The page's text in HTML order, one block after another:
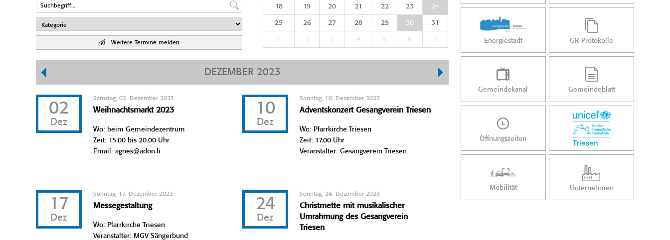
Weitere Termine melden
18 19 20 21 22 23 24
25 26 27 28 29 30 31
1 2 3 4 5 6 7
DEZEMBER 2023
02
Dez
Samstag, 02. Dezember 2023
Weihnachtsmarkt 2023
Wo: beim Gemeindezentrum
Zeit: 15.00 bis 20.00 Uhr
Email: agnes@adon.li
10
Dez
Sonntag, 10. Dezember 2023
Adventskonzert Gesangverein Triesen
Wo: Pfarrkirche Triesen
Zeit: 17.00 Uhr
Veranstalter: Gesangverein Triesen
17
Dez
Sonntag, 17. Dezember 2023
Messegestaltung
Wo: Pfarrkirche Triesen
Veranstalter: MGV Sängerbund
24
Dez
Sonntag, 24. Dezember 2023
Christmette mit musikalischer
Umrahmung des Gesangverein
Triesen
Energiestadt GR-Protokolle
Gemeindekanal Gemeindeblatt
Öffnungszeiten
Mobilität Unternehmen